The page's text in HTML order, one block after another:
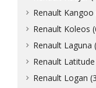
Renault Kangoo
Renault Koleos
Renault Laguna
Renault Latitude
Renault Logan